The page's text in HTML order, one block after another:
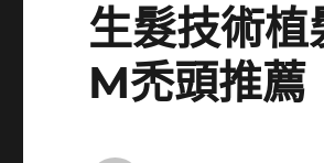
生髮技術
M禿頭推薦